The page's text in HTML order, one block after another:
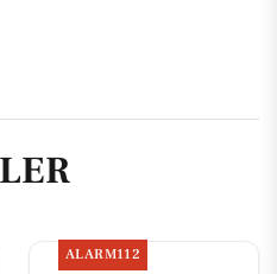
ALARM112